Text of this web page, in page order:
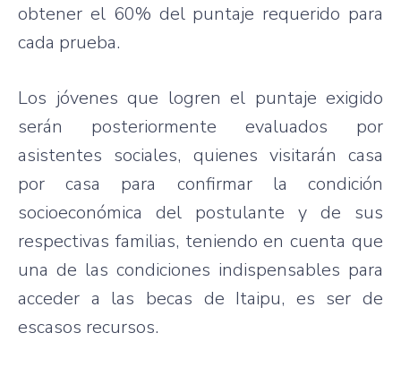
obtener el 60% del puntaje requerido para
cada prueba.
Los jóvenes que logren el puntaje exigido
serán posteriormente evaluados por
asistentes sociales, quienes visitarán casa
por casa para confirmar la condición
socioeconómica del postulante y de sus
respectivas familias, teniendo en cuenta que
una de las condiciones indispensables para
acceder a las becas de Itaipu, es ser de
escasos recursos.